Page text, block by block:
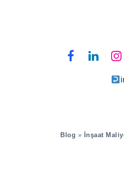
Blog » İnşaat